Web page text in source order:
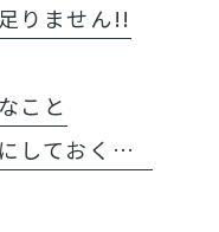
りません!!
こと
歯並びを悪いままにしておくと?!